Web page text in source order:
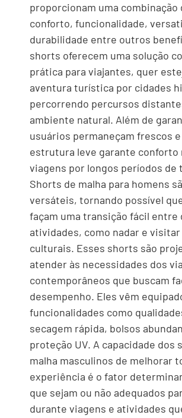
proporcionam uma combinação
conforto, funcionalidade,
durabilidade entre outros
shorts oferecem uma solução
prática para viajantes, quer
aventura turística por cidades
percorrendo percursos
ambiente natural. Além de
usuários permaneçam frescos
estrutura leve garante conforto
viagens por longos períodos de
Shorts de malha para homens
versáteis, tornando possível
façam uma transição fácil
atividades, como nadar e
culturais. Esses shorts são
atender às necessidades dos
contemporâneos que buscam
desempenho. Eles vêm
funcionalidades como
secagem rápida, bolsos
proteção UV. A capacidade dos
malha masculinos de melhorar
experiência é o fator
que sejam ou não adequados
durante viagens e atividades